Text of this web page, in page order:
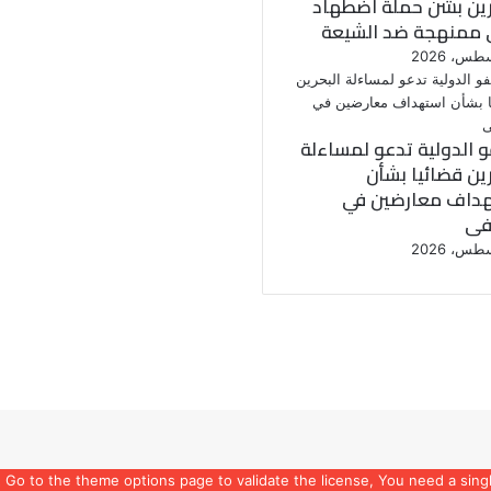
to the theme options page to validate the license, You need a
ممنهجة ضد الشيعة
الدولية تدعو لمساءلة
قضائيا بشأن
معارضين في